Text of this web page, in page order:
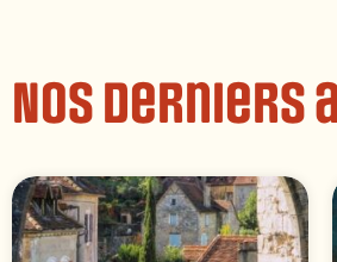
Nos derniers